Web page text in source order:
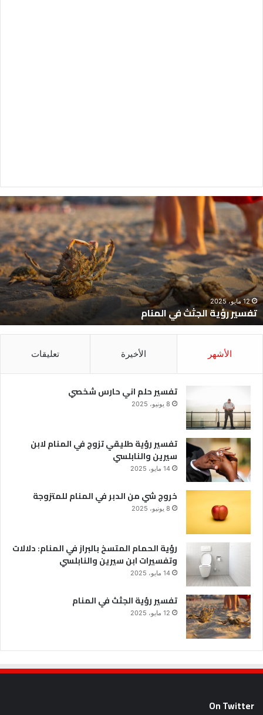
تفسير
رؤية
الجثث
في
المنام
12 مايو، 2025
تفسير رؤية الجثث في المنام
الأشهر الأخيرة تعليقات
تفسير حلم اني حارس شخصي
8 يونيو، 2025
تفسير رؤية طليقي تزوج في المنام لابن
سيرين والنابلسي
14 مايو، 2025
خروج شي من الدبر في المنام للمتزوجة
8 يونيو، 2025
رؤية الحمام المتسخ بالبراز في المنام: دلالات
وتفسيرات ابن سيرين والنابلسي
14 مايو، 2025
تفسير رؤية الجثث في المنام
12 مايو، 2025
On Twitter